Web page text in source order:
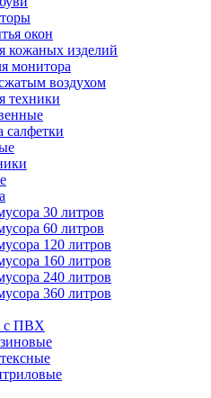
окон
кожаных изделий
монитора
воздухом
техники
30 литров
60 литров
120 литров
160 литров
240 литров
360 литров
с ПВХ